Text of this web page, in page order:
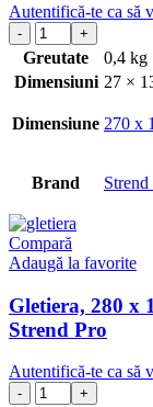
Autentifică-te ca să
Greutate
0,4 kg
Dimensiuni 27 ×
Dimensiune 270 x
Brand Strend
Compară
Adaugă la favorite
Gletiera, 280 x
Strend Pro
Autentifică-te ca să